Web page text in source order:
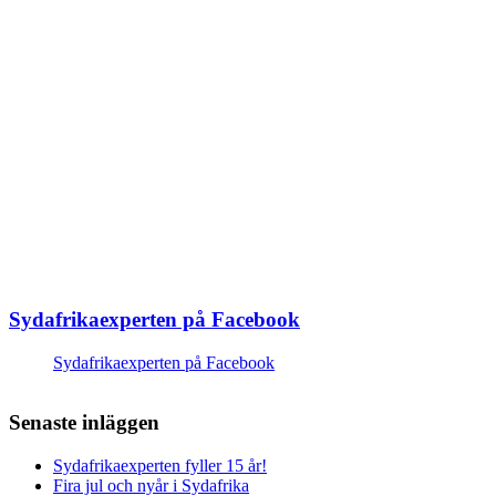
Sydafrikaexperten på Facebook
Sydafrikaexperten på Facebook
Senaste inläggen
Sydafrikaexperten fyller 15 år!
Fira jul och nyår i Sydafrika